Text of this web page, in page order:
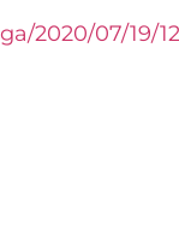
2020/07/19/